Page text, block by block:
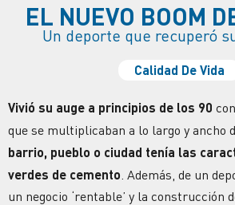
EL NUEVO BOOM
Un deporte que recuperó
Calidad De Vida
Vivió su auge a principios de los 90
que se multiplicaban a lo largo y ancho
barrio, pueblo o ciudad tenía las
verdes de cemento . Además, de un
un negocio ‘rentable’ y la construcción